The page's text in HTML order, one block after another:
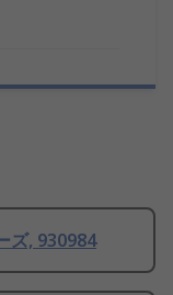
ズ, 930984